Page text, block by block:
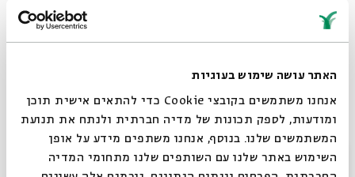
האתר עושה שימוש בעוגיות
אנחנו משתמשים בקובצי Cookie כדי להתאים אישית תוכן
ומודעות, לספק תכונות של מדיה חברתית ולנתח את תנועת
המשתמשים שלנו. בנוסף, אנחנו משתפים מידע על אופן
השימוש באתר שלנו עם השותפים שלנו מתחומי המדיה
צילום: יואב קוטנר: סילאן דלאל,
-------------
סגור